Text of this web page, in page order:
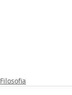
Filosofia